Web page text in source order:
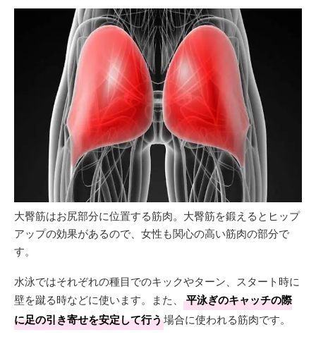
大臀筋はお尻部分に位置する筋肉。大臀筋を鍛えるとヒップ
アップの効果があるので、女性も関心の高い筋肉の部分で
す。
水泳ではそれぞれの種目でのキックやターン、スタート時に
壁を蹴る時などに使います。また、
平泳ぎのキャッチの際
に足の引き寄せを安定して行う場合に使われる筋肉です。